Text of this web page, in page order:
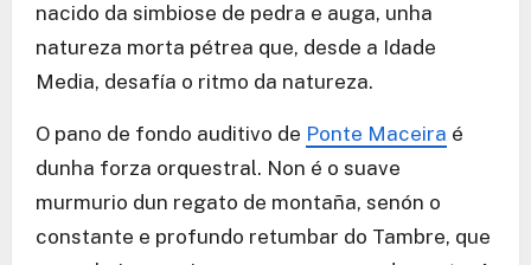
nacido da simbiose de pedra e auga, unha
natureza morta pétrea que, desde a Idade
Media, desafía o ritmo da natureza.
O pano de fondo auditivo de Ponte Maceira é
dunha forza orquestral. Non é o suave
murmurio dun regato de montaña, senón o
constante e profundo retumbar do Tambre, que